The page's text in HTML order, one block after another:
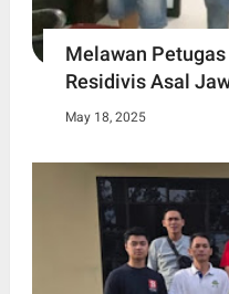
Melawan
Residivis Asal
May 18, 2025